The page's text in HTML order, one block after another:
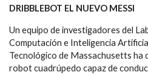
DRIBBLEBOT EL NUEVO MESSI
Un equipo de investigadores del
Computación e Inteligencia
Tecnológico de Massachusetts ha
robot cuadrúpedo capaz de